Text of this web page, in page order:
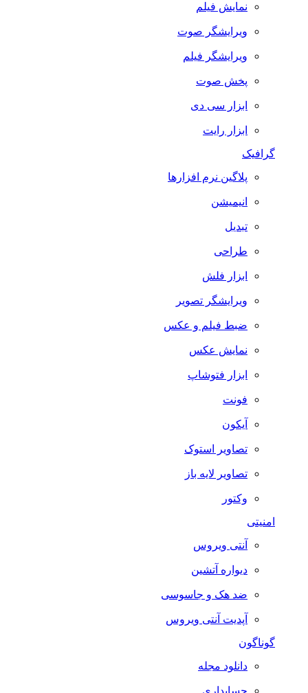
نمایش فیلم
ویرایشگر صوت
ویرایشگر فیلم
پخش صوت
ابزار سی دی
ابزار رایت
گرافیک
پلاگین نرم افزارها
انیمیشن
تبدیل
طراحی
ابزار فلش
ویرایشگر تصویر
ضبط فيلم و عكس
نمایش عکس
ابزار فتوشاپ
فونت
آیکون
تصاویر استوک
تصاویر لایه باز
وکتور
امنیتی
آنتی ویروس
دیواره آتشین
ضد هک و جاسوسی
آپدیت آنتی ویروس
گوناگون
دانلود مجله
حسابداری